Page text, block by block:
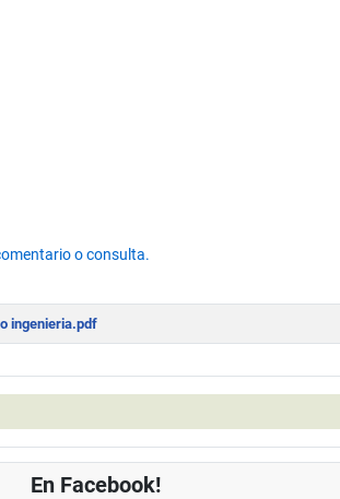
o consulta.
ingenieria.pdf
En Facebook!